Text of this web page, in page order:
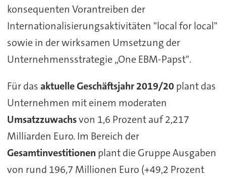
konsequenten Vorantreiben der
Internationalisierungsaktivitäten "local for local"
sowie in der wirksamen Umsetzung der
Unternehmensstrategie „One EBM-Papst".
Für dasaktuelle Geschäftsjahr 2019/20plant das
Unternehmen mit einem moderaten
Umsatzzuwachsvon 1,6 Prozent auf 2,217
Milliarden Euro. Im Bereich der
Gesamtinvestitionen plant die Gruppe Ausgaben
von rund 196,7 Millionen Euro (+49,2 Prozent